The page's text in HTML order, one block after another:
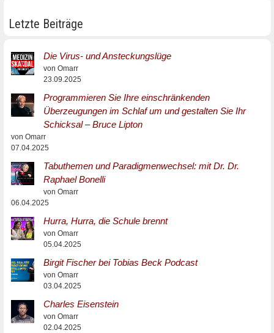
Letzte Beiträge
Die Virus- und Ansteckungslüge
von Omarr
23.09.2025
Programmieren Sie Ihre einschränkenden
Überzeugungen im Schlaf um und gestalten Sie Ihr
Schicksal – Bruce Lipton
von Omarr
07.04.2025
Tabuthemen und Paradigmenwechsel: mit Dr. Dr.
Raphael Bonelli
von Omarr
06.04.2025
Hurra, Hurra, die Schule brennt
von Omarr
05.04.2025
Birgit Fischer bei Tobias Beck Podcast
von Omarr
03.04.2025
Charles Eisenstein
von Omarr
02.04.2025